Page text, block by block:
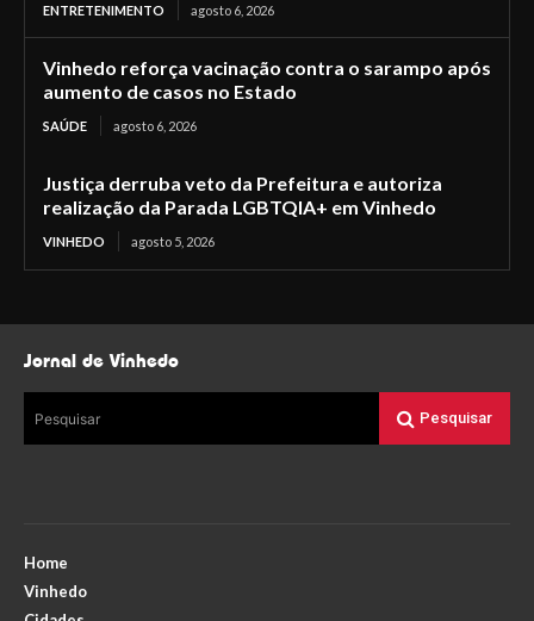
ENTRETENIMENTO agosto 6, 2026
Vinhedo reforça vacinação contra o sarampo após
aumento de casos no Estado
SAÚDE agosto 6, 2026
Justiça derruba veto da Prefeitura e autoriza
realização da Parada LGBTQIA+ em Vinhedo
VINHEDO agosto 5, 2026
Jornal de Vinhedo
Pesquisar Pesquisar
Home
Vinhedo